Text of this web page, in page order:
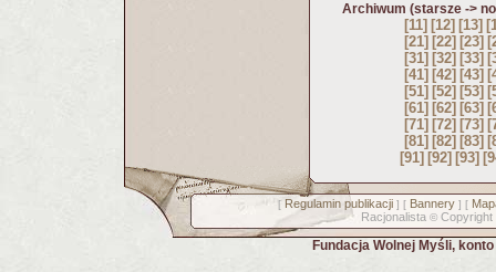
Archiwum (starsze ->
[11] [12] [13]
[21] [22] [23]
[31] [32] [33]
[41] [42] [43]
[51] [52] [53]
[61] [62] [63]
[71] [72] [73]
[81] [82] [83]
[91] [92] [93]
[ Regulamin publikacji] [ Bannery] [
Racjonalista © Copyright
Fundacja Wolnej Myśli,